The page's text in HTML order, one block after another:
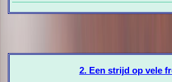
2. Een strijd op vele